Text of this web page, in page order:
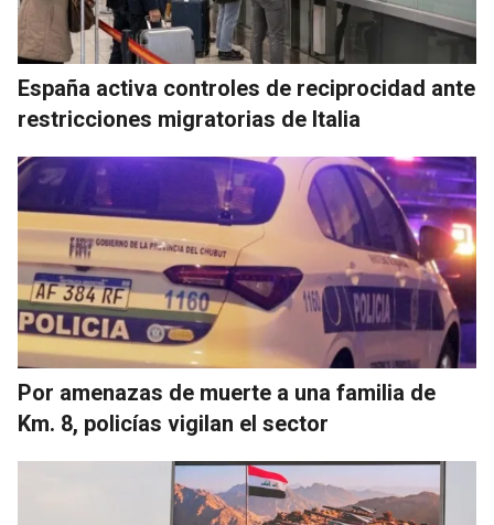
España activa controles de reciprocidad ante
restricciones migratorias de Italia
Por amenazas de muerte a una familia de
Km. 8, policías vigilan el sector